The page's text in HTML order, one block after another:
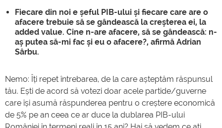
Fiecare din noi e șeful PIB-ului și fiecare care are o
afacere trebuie să se gândească la creșterea ei, la
added value. Cine n-are afacere, să se gândească: n-
aș putea să-mi fac și eu o afacere?, afirmă Adrian
Sârbu.
Nemo: Îți repet întrebarea, de la care așteptăm răspunsul
tău. Ești de acord să votezi doar acele partide/guverne
care își asumă răspunderea pentru o creștere economică
de 5% pe an ceea ce ar duce la dublarea PIB-ului